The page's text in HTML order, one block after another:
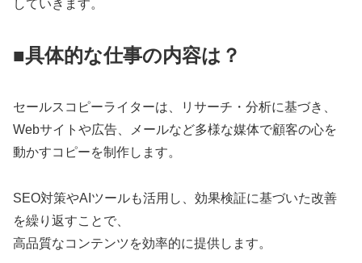
していきます。
■具体的な仕事の内容は？
セールスコピーライターは、リサーチ・分析に基づき、
Webサイトや広告、メールなど多様な媒体で顧客の心を
動かすコピーを制作します。
SEO対策やAIツールも活用し、効果検証に基づいた改善
を繰り返すことで、
高品質なコンテンツを効率的に提供します。